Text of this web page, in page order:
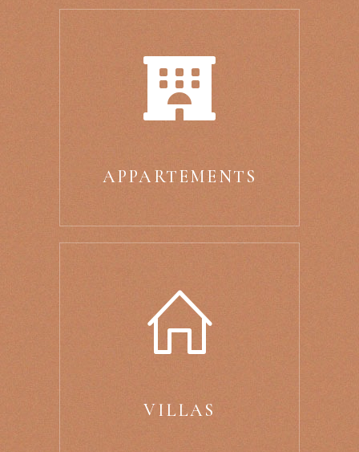
APPARTEMENTS
VILLAS